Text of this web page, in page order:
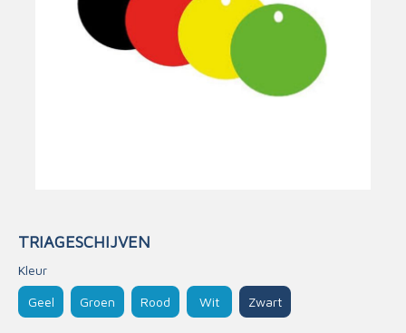
TRIAGESCHIJVEN
Kleur
Geel Groen Rood Wit Zwart